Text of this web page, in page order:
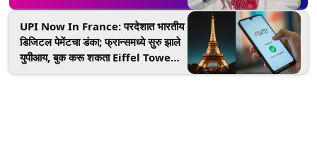
फॅसिझमच्या विरोधात दिल्या घोषणा
UPI Now In France: परदेशात भारतीय
डिजिटल पेमेंटचा डंका; फ्रान्समध्ये सुरु झाले
युपीआय, बुक करू शकता Eiffel Tower
ची तिकिटे